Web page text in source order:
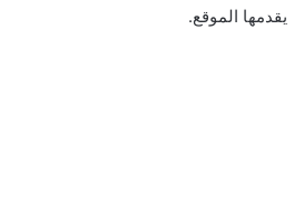
يقدمها الموقع.